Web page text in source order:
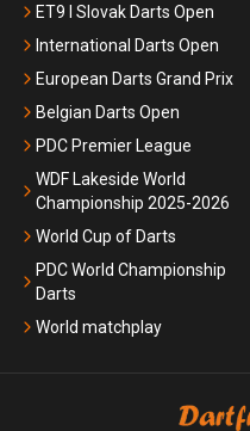
ET9 I Slovak Darts Open
International Darts Open
European Darts Grand Prix
Belgian Darts Open
PDC Premier League
WDF Lakeside World
Championship 2025-2026
World Cup of Darts
PDC World Championship
Darts
World matchplay